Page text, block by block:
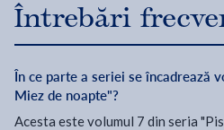
Întrebări
În ce parte a seriei se încadrează
Miez de noapte"?
Acesta este volumul 7 din seria